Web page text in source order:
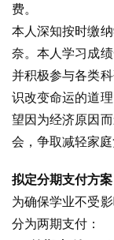
费。
本人深知按时缴
奈。本人学习成
并积极参与各类
识改变命运的道
望因为经济原因
会，争取减轻家庭
拟定分期支付方案
为确保学业不受
分为两期支付：